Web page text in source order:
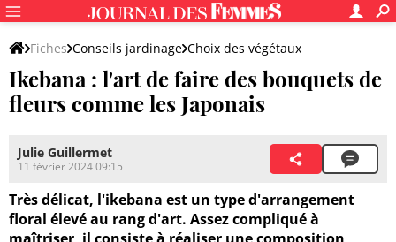
Fiches Conseils jardinage Choix des végétaux
Plantes d'intérieur
Ikebana : l'art de faire des bouquets de
fleurs comme les Japonais
Julie Guillermet
11 février 2024 09:15
Très délicat, l'ikebana est un type d'arrangement
floral élevé au rang d'art. Assez compliqué à